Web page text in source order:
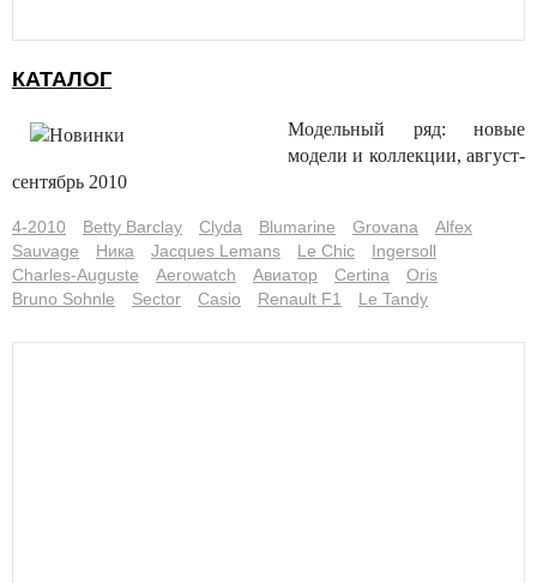
КАТАЛОГ
Модельный ряд: новые
модели и коллекции, август-
сентябрь 2010
4-2010 Betty Barclay Clyda Blumarine Grovana
Alfex
Sauvage
Ника Jacques Lemans Le Chic
Ingersoll
Charles-Auguste
Aerowatch Авиатор Certina
Oris
Bruno Sohnle
Sector Casio Renault F1 Le Tandy